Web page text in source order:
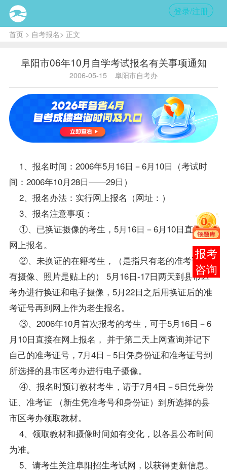
登录/注册
首页> 自考报名> 正文
阜阳市06年10月自学考试报名有关事项通知
2006-05-15 阜阳市自考办
1、 报名时间：2006年5月16日－6月10日（考试时
间：2006年10月28日——29日）
2、 报名办法：实行网上报名（网址： ）
3、报名注意事项：
①、已换证摄像的考生，5月16日－6月10日直接在
网上报名。
②、未换证的在籍考生，（是指只有老的准考证、没
有摄像、照片是贴上的） 5月16日-17日两天到县市区
考办进行换证和电子摄像，5月22日之后用换证后的准
考证号再到网上作为老生报名。
③、2006年10月首次报考的考生，可于5月16日－6
月10日直接在网上报名， 并于第二天上网查询并记下
自己的准考证号，7月4日－5日凭身份证和准考证号到
所选择的县市区考办进行电子摄像。
④、报名时预订教材考生，请于7月4日－5日凭身份
证、准考证 （新生凭准考号和身份证）到所选择的县
市区考办领取教材。
4、领取教材和摄像时间如有变化，以各县公布时间
为准。
5、请考生关注阜阳招生考试网 ，以获得更新信息。
报考
咨询